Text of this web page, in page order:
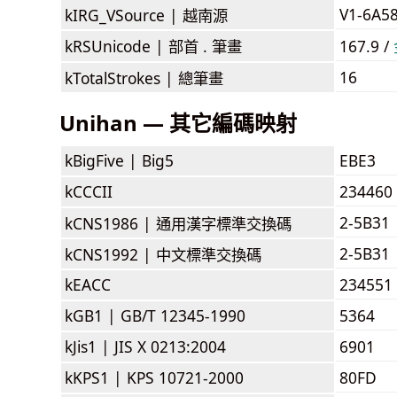
kIRG_VSource | 越南源
V1-6A58
kRSUnicode | 部首 . 筆畫 167.9 /
kTotalStrokes | 總筆畫 16
Unihan — 其它編碼映射
kBigFive | Big5
EBE3
kCCCII
234460
kCNS1986 | 通用漢字標準交換碼
2-5B31
kCNS1992 | 中文標準交換碼
2-5B31
kEACC
234551
kGB1 | GB/T 12345-1990
5364
kJis1 | JIS X 0213:2004
6901
kKPS1 | KPS 10721-2000
80FD